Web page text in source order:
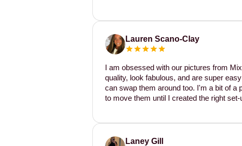
Lauren Scano-Clay
I am obsessed with our pictures from
quality, look fabulous, and are super
can swap them around too. I'm a bit of a
to move them until I created the right
Laney Gill